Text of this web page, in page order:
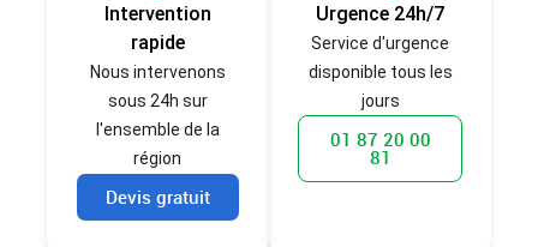
Intervention
rapide
Nous intervenons
sous 24h sur
l'ensemble de la
région
Devis gratuit
Urgence 24h/7
Service d'urgence
disponible tous les
jours
01 87 20 00
81